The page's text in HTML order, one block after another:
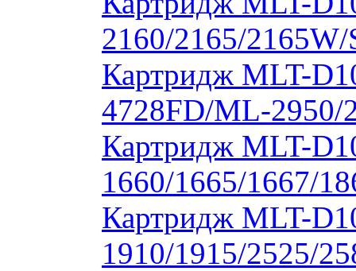
2160/2165/
Картридж MLT-
4728FD/ML-2950/
Картридж MLT-
1660/1665/1667/
Картридж MLT-
1910/1915/2525/